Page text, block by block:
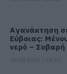
Αγανάκτηση
Εύβοιας:
νερό –